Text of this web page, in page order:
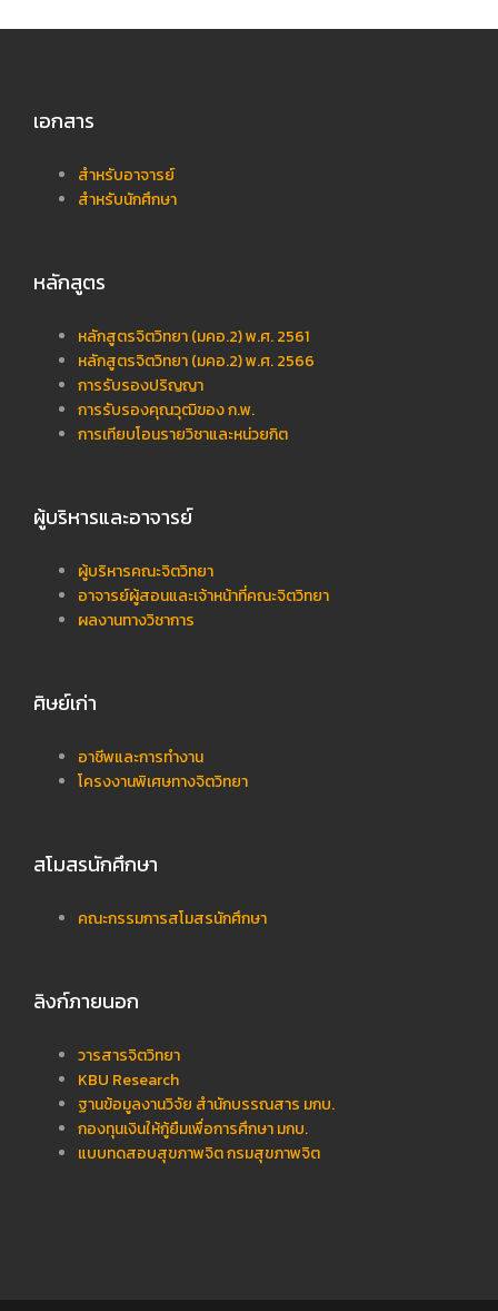
เอกสาร
สำหรับอาจารย์
สำหรับนักศึกษา
หลักสูตร
หลักสูตรจิตวิทยา (มคอ.2) พ.ศ. 2561
หลักสูตรจิตวิทยา (มคอ.2) พ.ศ. 2566
การรับรองปริญญา
การรับรองคุณวุฒิของ ก.พ.
การเทียบโอนรายวิชาและหน่วยกิต
ผู้บริหารและอาจารย์
ผู้บริหารคณะจิตวิทยา
อาจารย์ผู้สอนและเจ้าหน้าที่คณะจิตวิทยา
ผลงานทางวิชาการ
ศิษย์เก่า
อาชีพและการทำงาน
โครงงานพิเศษทางจิตวิทยา
สโมสรนักศึกษา
คณะกรรมการสโมสรนักศึกษา
ลิงก์ภายนอก
วารสารจิตวิทยา
KBU Research
ฐานข้อมูลงานวิจัย สำนักบรรณสาร มกบ.
กองทุนเงินให้กู้ยืมเพื่อการศึกษา มกบ.
แบบทดสอบสุขภาพจิต กรมสุขภาพจิต